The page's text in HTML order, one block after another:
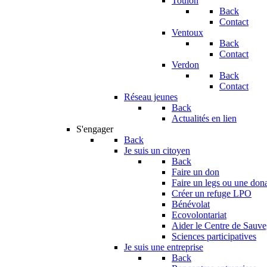
Back
Contact
Ventoux
Back
Contact
Verdon
Back
Contact
Réseau jeunes
Back
Actualités en lien
S'engager
Back
Je suis un citoyen
Back
Faire un don
Faire un legs ou une
Créer un refuge LPO
Bénévolat
Ecovolontariat
Aider le Centre de
Sciences participatives
Je suis une entreprise
Back